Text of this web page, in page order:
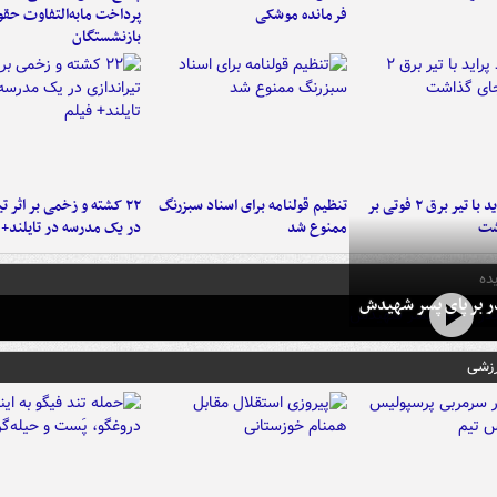
فرمانده‌ موشکی
پرداخت مابه‌التفاوت
بازنشستگان
برخورد پراید با تیر برق ۲ فوتی بر
تنظیم قولنامه برای اسناد سبزرنگ
ممنوع شد
۲۲ کشته و زخمی بر اثر
در یک مدرسه در
بر پای پسر شهیدش